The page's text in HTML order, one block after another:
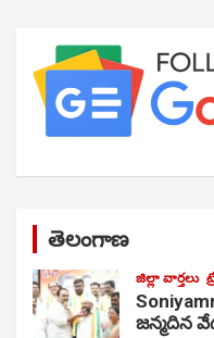
తెలంగాణ
జిల్లా వార్తలు
జ‌న్మ‌దిన